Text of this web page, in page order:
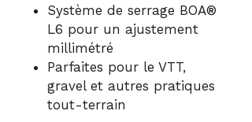
Système de serrage BOA®
L6 pour un ajustement
millimétré
Parfaites pour le VTT,
gravel et autres pratiques
tout-terrain